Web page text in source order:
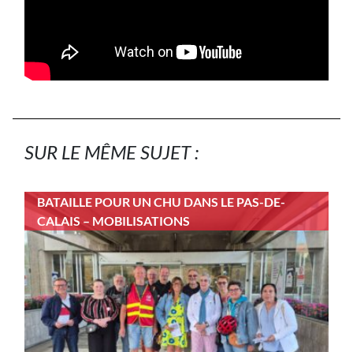
SUR LE MÊME SUJET :
BATAILLE POUR UN CHU DANS LE PAS-DE-
CALAIS – MOBILISATIONS